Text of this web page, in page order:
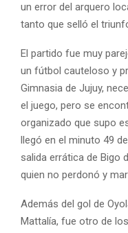
un error del arquero
tanto que selló el
El partido fue muy
un fútbol cauteloso y
Gimnasia de Jujuy,
el juego, pero se
organizado que supo
llegó en el minuto 49
salida errática de Bigo
quien no perdonó y
Además del gol de
Mattalía, fue otro de